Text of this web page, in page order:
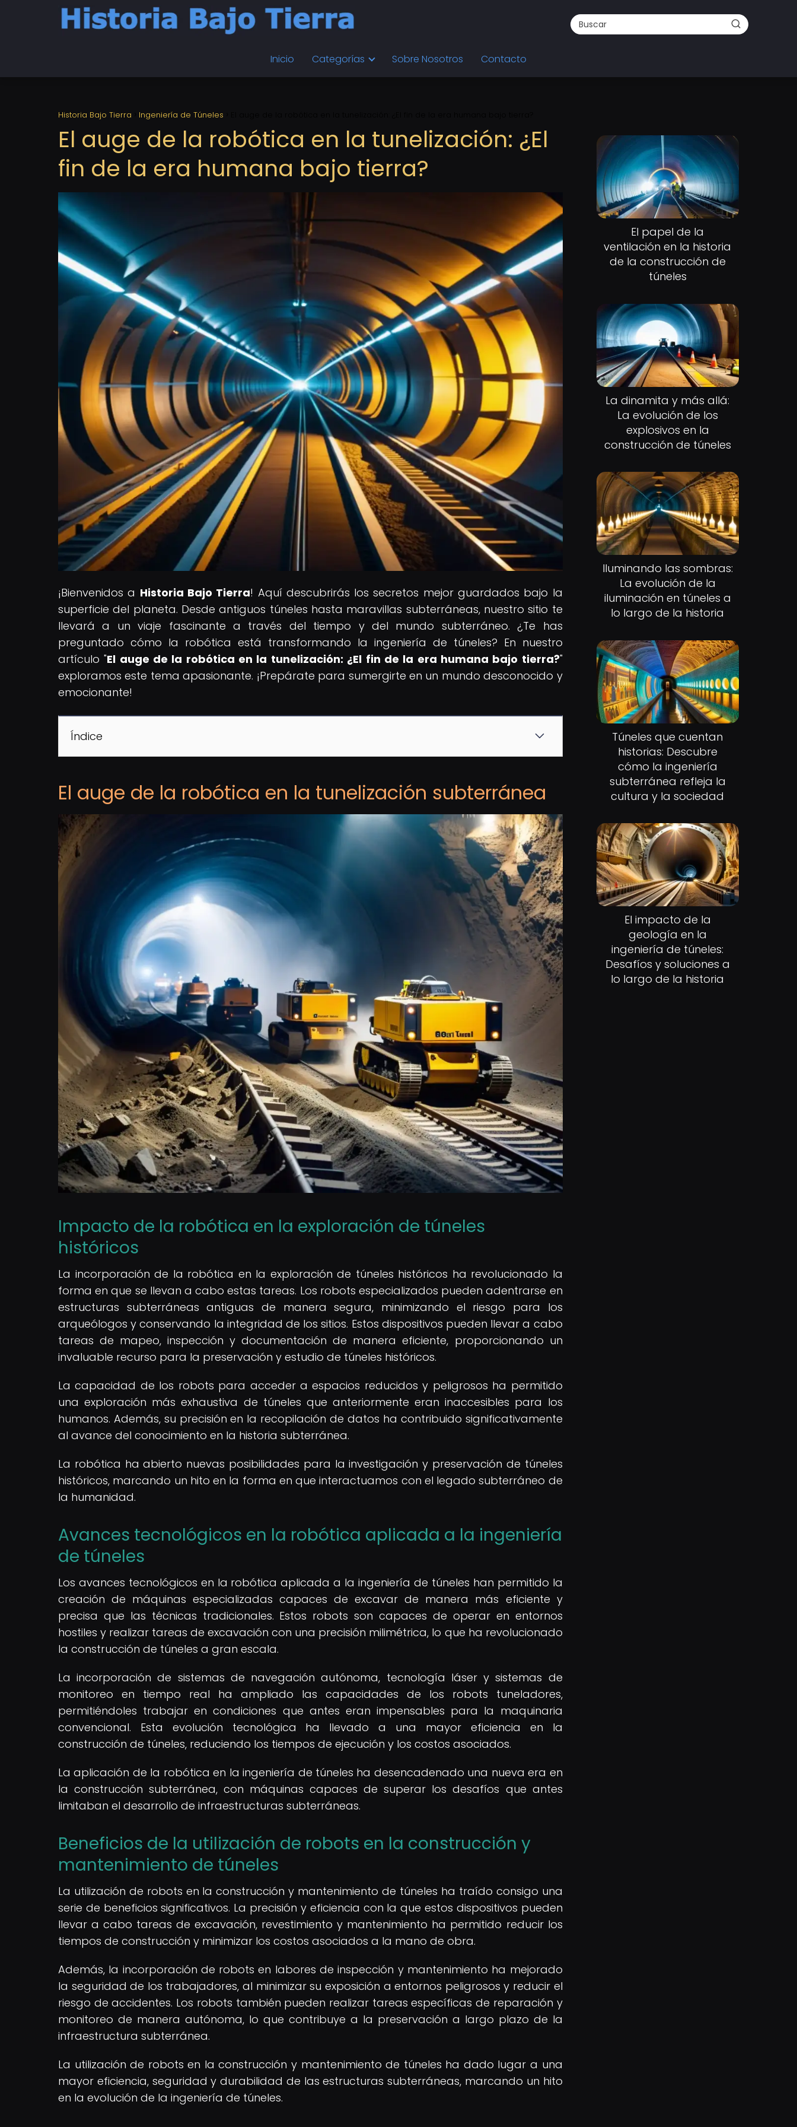
Inicio Categorías Sobre Nosotros Contacto
Historia Bajo Tierra Ingeniería de Túneles
El auge de la robótica en la tunelización: ¿El
fin de la era humana bajo tierra?
¡Bienvenidos a Historia Bajo Tierra! Aquí descubrirás los secretos mejor guardados bajo la
superficie del planeta. Desde antiguos túneles hasta maravillas subterráneas, nuestro sitio te
llevará a un viaje fascinante a través del tiempo y del mundo subterráneo. ¿Te has
preguntado cómo la robótica está transformando la ingeniería de túneles? En nuestro
artículo "El auge de la robótica en la tunelización: ¿El fin de la era humana bajo tierra?"
exploramos este tema apasionante. ¡Prepárate para sumergirte en un mundo desconocido y
emocionante!
Índice
El auge de la robótica en la tunelización subterránea
Impacto de la robótica en la exploración de túneles
históricos
La incorporación de la robótica en la exploración de túneles históricos ha revolucionado la
forma en que se llevan a cabo estas tareas. Los robots especializados pueden adentrarse en
estructuras subterráneas antiguas de manera segura, minimizando el riesgo para los
arqueólogos y conservando la integridad de los sitios. Estos dispositivos pueden llevar a cabo
tareas de mapeo, inspección y documentación de manera eficiente, proporcionando un
invaluable recurso para la preservación y estudio de túneles históricos.
La capacidad de los robots para acceder a espacios reducidos y peligrosos ha permitido
una exploración más exhaustiva de túneles que anteriormente eran inaccesibles para los
humanos. Además, su precisión en la recopilación de datos ha contribuido significativamente
al avance del conocimiento en la historia subterránea.
La robótica ha abierto nuevas posibilidades para la investigación y preservación de túneles
históricos, marcando un hito en la forma en que interactuamos con el legado subterráneo de
la humanidad.
Avances tecnológicos en la robótica aplicada a la ingeniería
de túneles
Los avances tecnológicos en la robótica aplicada a la ingeniería de túneles han permitido la
creación de máquinas especializadas capaces de excavar de manera más eficiente y
precisa que las técnicas tradicionales. Estos robots son capaces de operar en entornos
hostiles y realizar tareas de excavación con una precisión milimétrica, lo que ha revolucionado
la construcción de túneles a gran escala.
La incorporación de sistemas de navegación autónoma, tecnología láser y sistemas de
monitoreo en tiempo real ha ampliado las capacidades de los robots tuneladores,
permitiéndoles trabajar en condiciones que antes eran impensables para la maquinaria
convencional. Esta evolución tecnológica ha llevado a una mayor eficiencia en la
construcción de túneles, reduciendo los tiempos de ejecución y los costos asociados.
La aplicación de la robótica en la ingeniería de túneles ha desencadenado una nueva era en
la construcción subterránea, con máquinas capaces de superar los desafíos que antes
limitaban el desarrollo de infraestructuras subterráneas.
Beneficios de la utilización de robots en la construcción y
mantenimiento de túneles
La utilización de robots en la construcción y mantenimiento de túneles ha traído consigo una
serie de beneficios significativos. La precisión y eficiencia con la que estos dispositivos pueden
llevar a cabo tareas de excavación, revestimiento y mantenimiento ha permitido reducir los
tiempos de construcción y minimizar los costos asociados a la mano de obra.
Además, la incorporación de robots en labores de inspección y mantenimiento ha mejorado
la seguridad de los trabajadores, al minimizar su exposición a entornos peligrosos y reducir el
riesgo de accidentes. Los robots también pueden realizar tareas específicas de reparación y
monitoreo de manera autónoma, lo que contribuye a la preservación a largo plazo de la
infraestructura subterránea.
La utilización de robots en la construcción y mantenimiento de túneles ha dado lugar a una
mayor eficiencia, seguridad y durabilidad de las estructuras subterráneas, marcando un hito
en la evolución de la ingeniería de túneles.
El papel de la
ventilación en la historia
de la construcción de
túneles
La dinamita y más allá:
La evolución de los
explosivos en la
construcción de túneles
Iluminando las sombras:
La evolución de la
iluminación en túneles a
lo largo de la historia
Túneles que cuentan
historias: Descubre
cómo la ingeniería
subterránea refleja la
cultura y la sociedad
El impacto de la
geología en la
ingeniería de túneles:
Desafíos y soluciones a
lo largo de la historia